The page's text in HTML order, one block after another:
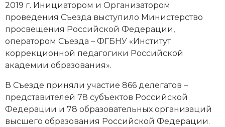
2019 г. Инициатором и Организатором
проведения Съезда выступило Министерство
просвещения Российской Федерации,
оператором Съезда – ФГБНУ «Институт
коррекционной педагогики Российской
академии образования».
В Съезде приняли участие 866 делегатов –
представителей 78 субъектов Российской
Федерации и 78 образовательных организаций
высшего образования Российской Федерации.